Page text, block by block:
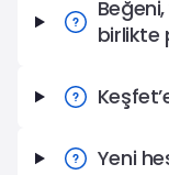
birlikte
Yeni